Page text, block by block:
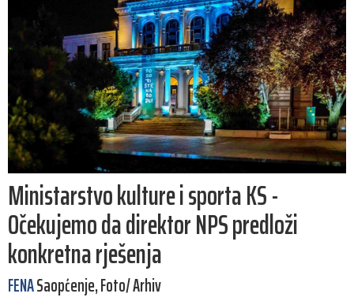
Ministarstvo kulture i sporta KS -
Očekujemo da direktor NPS predloži
konkretna rješenja
FENASaopćenje, Foto/ Arhiv